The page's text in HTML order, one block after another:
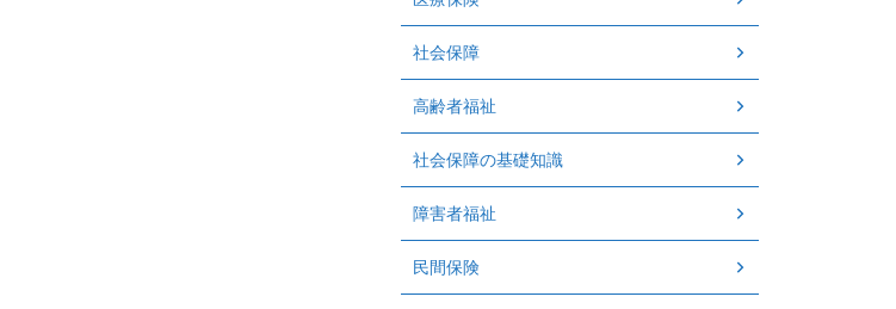
社会保障
高齢者福祉
社会保障の基礎知識
障害者福祉
民間保険